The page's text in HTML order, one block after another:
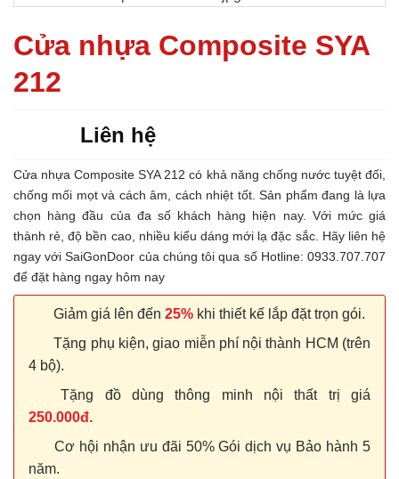
Cửa nhựa Composite SYA
212
Liên hệ
Cửa nhựa Composite SYA 212 có khả năng chống nước tuyệt đối,
chống mối mọt và cách âm, cách nhiệt tốt. Sản phẩm đang là lựa
chọn hàng đầu của đa số khách hàng hiện nay. Với mức giá
thành rẻ, độ bền cao, nhiều kiểu dáng mới lạ đặc sắc. Hãy liên hệ
ngay với SaiGonDoor của chúng tôi qua số Hotline: 0933.707.707
để đặt hàng ngay hôm nay
Giảm giá lên đến 25% khi thiết kế lắp đặt trọn gói.
Tặng phụ kiện, giao miễn phí nội thành HCM (trên
4 bộ).
Tặng đồ dùng thông minh nội thất trị giá
250.000đ.
Cơ hội nhận ưu đãi 50% Gói dịch vụ Bảo hành 5
năm.